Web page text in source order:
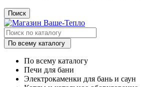
Поиск
По всему каталогу
По всему каталогу
Печи для бани
Электрокаменки для бань и саун